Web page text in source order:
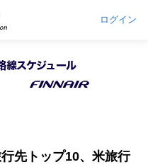
ログイン
先トップ10、米旅行